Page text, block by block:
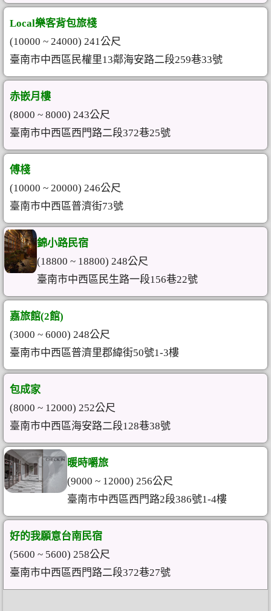
Local樂客背包旅棧
(10000 ~ 24000) 241公尺
臺南市中西區民權里13鄰海安路二段259巷33號
赤嵌月樓
(8000 ~ 8000) 243公尺
臺南市中西區西門路二段372巷25號
傅棧
(10000 ~ 20000) 246公尺
臺南市中西區普濟街73號
錦小路民宿
(18800 ~ 18800) 248公尺
臺南市中西區民生路一段156巷22號
嘉旅館(2館)
(3000 ~ 6000) 248公尺
臺南市中西區普濟里郡緯街50號1-3樓
包成家
(8000 ~ 12000) 252公尺
臺南市中西區海安路二段128巷38號
暖時嚼旅
(9000 ~ 12000) 256公尺
臺南市中西區西門路2段386號1-4樓
好的我願意台南民宿
(5600 ~ 5600) 258公尺
臺南市中西區西門路二段372巷27號